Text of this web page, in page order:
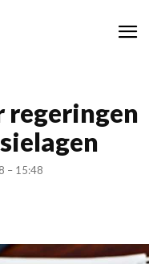
regeringen
– 15:48